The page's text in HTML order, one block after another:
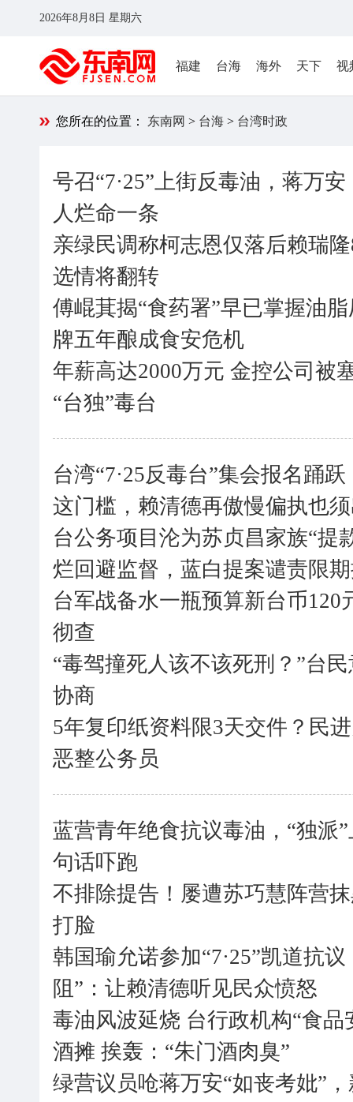
2026年8月8日 星期六
福建 台海 海外 天下 视
您所在的位置： 东南网 > 台海 > 台湾时政
号召“7·25”上街反毒油，蒋万
人烂命一条
亲绿民调称柯志恩仅落后赖瑞
选情将翻转
傅崐萁揭“食药署”早已掌握油
牌五年酿成食安危机
年薪高达2000万元 金控公司被
“台独”毒台
台湾“7·25反毒台”集会报名踊
这门槛，赖清德再傲慢偏执也
台公务项目沦为苏贞昌家族“提
烂回避监督，蓝白提案谴责限
台军战备水一瓶预算新台币120
彻查
“毒驾撞死人该不该死刑？”台
协商
5年复印纸资料限3天交件？民
恶整公务员
蓝营青年绝食抗议毒油，“独派
句话吓跑
不排除提告！屡遭苏巧慧阵营
打脸
韩国瑜允诺参加“7·25”凯道抗
阻”：让赖清德听见民众愤怒
毒油风波延烧 台行政机构“食
酒摊 挨轰：“朱门酒肉臭”
绿营议员呛蒋万安“如丧考妣”